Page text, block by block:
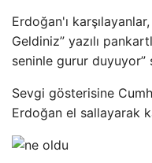
Erdoğan'ı
Geldiniz” yazılı
seninle gurur duyuyor”
Sevgi gösterisine
Erdoğan el sallayarak